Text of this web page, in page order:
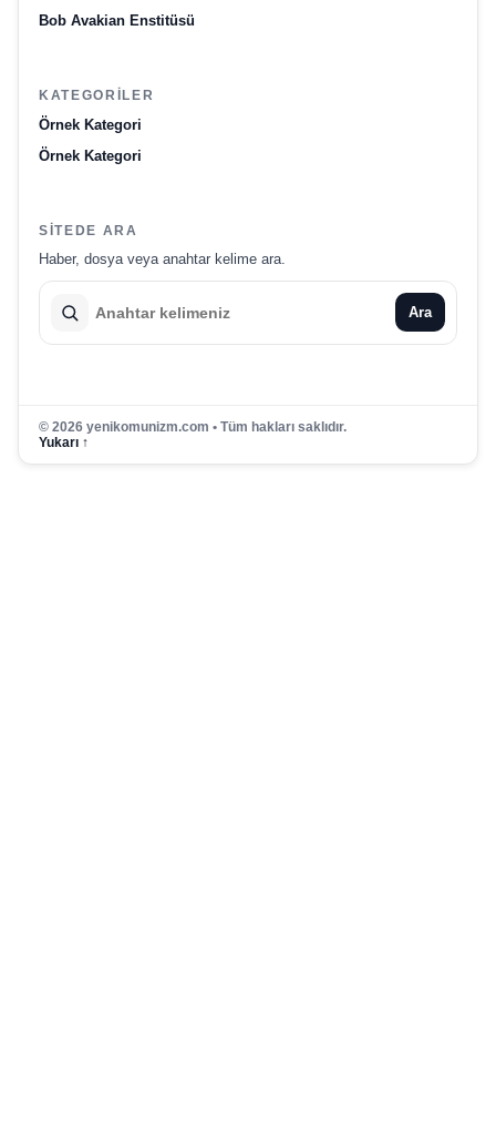
Bob Avakian Enstitüsü
KATEGORILER
Örnek Kategori
Örnek Kategori
SITEDE ARA
Haber, dosya veya anahtar kelime ara.
Ara
© 2026 yenikomunizm.com • Tüm hakları saklıdır.
Yukarı ↑